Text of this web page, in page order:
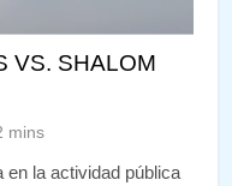
VS. SHALOM
mins
en la actividad pública